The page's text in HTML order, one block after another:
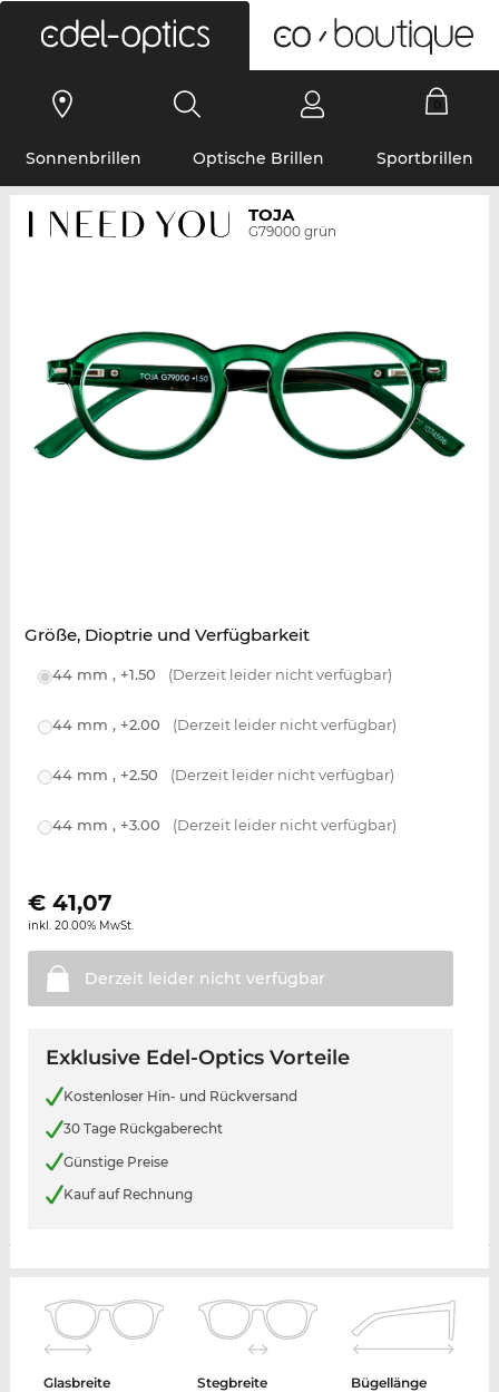
Sonnenbrillen Optische Brillen Sportbrillen
TOJA
G79000 grün
Größe, Dioptrie und Verfügbarkeit
44 mm , +1.50 (Derzeit leider nicht verfügbar)
44 mm , +2.00 (Derzeit leider nicht verfügbar)
44 mm , +2.50 (Derzeit leider nicht verfügbar)
44 mm , +3.00 (Derzeit leider nicht verfügbar)
€ 41,07
inkl. 20.00% MwSt.
Derzeit leider nicht verfügbar
Exklusive Edel-Optics Vorteile
Kostenloser Hin- und Rückversand
30 Tage Rückgaberecht
Günstige Preise
Kauf auf Rechnung
Glasbreite
Stegbreite
Bügellänge